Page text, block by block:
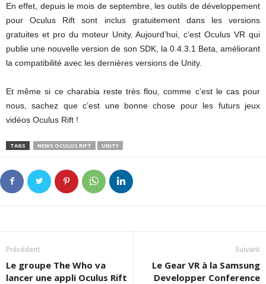
En effet, depuis le mois de septembre, les outils de développement
pour Oculus Rift sont inclus gratuitement dans les versions
gratuites et pro du moteur Unity. Aujourd’hui, c’est Oculus VR qui
publie une nouvelle version de son SDK, la 0.4.3.1 Beta, améliorant
la compatibilité avec les dernières versions de Unity.
Et même si ce charabia reste très flou, comme c’est le cas pour
nous, sachez que c’est une bonne chose pour les futurs jeux
vidéos Oculus Rift !
TAGS NEWS OCULUS RIFT UNITY
Précédent
Le groupe The Who va
lancer une appli Oculus Rift
Suivant
Le Gear VR à la Samsung
Developper Conference